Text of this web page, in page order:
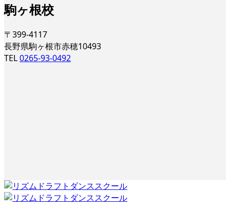
駒ヶ根校
〒399-4117
長野県駒ヶ根市赤穂10493
TEL0265-93-0492